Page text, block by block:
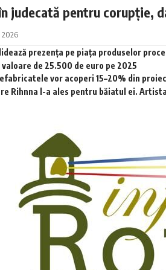
judecată pentru corupție,
2026
prezența pe piața produselor
de 25.500 de euro pe 2025
vor acoperi 15–20% din
Rihnna l-a ales pentru băiatul ei.